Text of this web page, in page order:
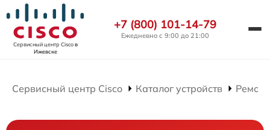
Сервисный центр Ciscoв
Ижевске
+7 (800) 101-14-79
Ежедневно с 9:00 до 21:00
Сервисный центр Cisco Каталог устройств